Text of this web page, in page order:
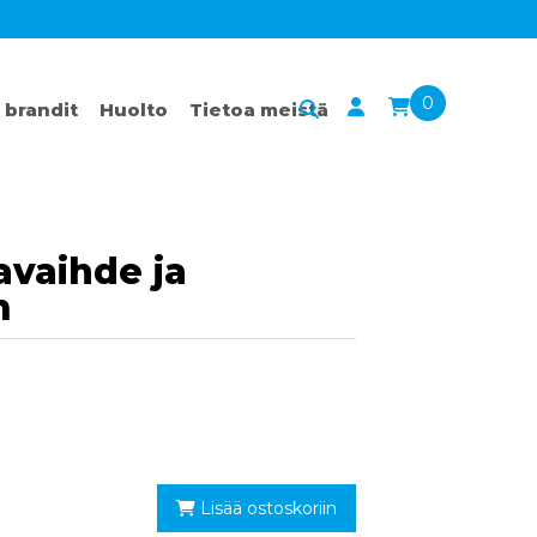
brandit Huolto Tietoa meistä 0
ja
Lisää ostoskoriin